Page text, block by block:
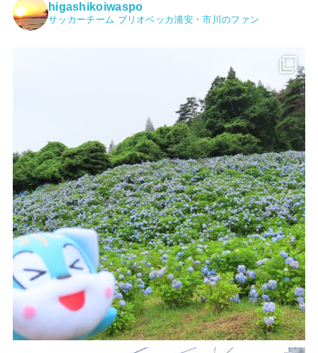
higashikoiwaspo
サッカーチーム ブリオベッカ浦安・市川のファン